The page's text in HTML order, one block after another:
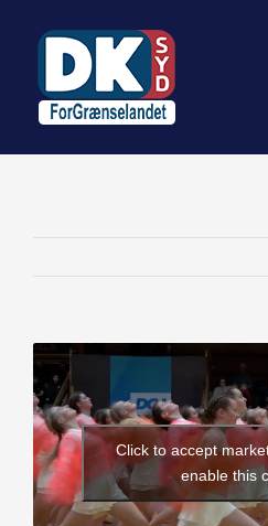
View
Larger
Image
Click to accept
enable this